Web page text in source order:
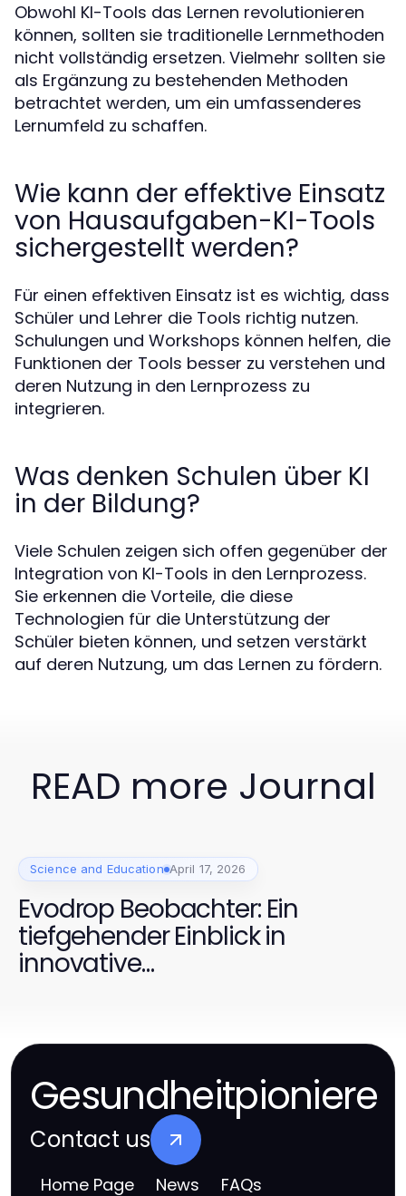
Obwohl KI-Tools das Lernen revolutionieren
können, sollten sie traditionelle Lernmethoden
nicht vollständig ersetzen. Vielmehr sollten sie
als Ergänzung zu bestehenden Methoden
betrachtet werden, um ein umfassenderes
Lernumfeld zu schaffen.
Wie kann der effektive Einsatz
von Hausaufgaben-KI-Tools
sichergestellt werden?
Für einen effektiven Einsatz ist es wichtig, dass
Schüler und Lehrer die Tools richtig nutzen.
Schulungen und Workshops können helfen, die
Funktionen der Tools besser zu verstehen und
deren Nutzung in den Lernprozess zu
integrieren.
Was denken Schulen über KI
in der Bildung?
Viele Schulen zeigen sich offen gegenüber der
Integration von KI-Tools in den Lernprozess.
Sie erkennen die Vorteile, die diese
Technologien für die Unterstützung der
Schüler bieten können, und setzen verstärkt
auf deren Nutzung, um das Lernen zu fördern.
READ more Journal
Science and Education April 17, 2026
Evodrop Beobachter: Ein
tiefgehender Einblick in
innovative
Gesundheitpioniere
Contact us
Home Page News FAQs